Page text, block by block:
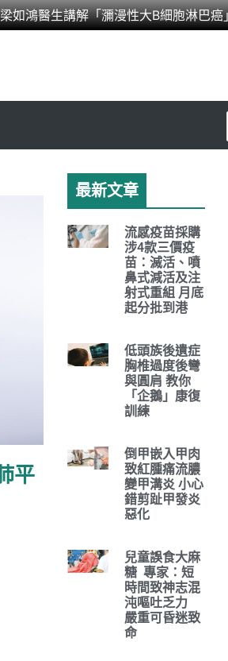
如鴻醫生講解「瀰漫性大B細胞淋巴
平
最新文章
流感疫苗採購
涉4款三價疫
苗：滅活、噴
鼻式減活及注
射式重組 月底
起分批到港
低頭族後遺症
胸椎過度後彎
與圓肩 教你
「企鵝」康復
訓練
倒甲嵌入甲肉
致紅腫痛流膿
變甲溝炎 小心
錯剪趾甲發炎
惡化
兒童誤食大麻
糖 專家：短
時間致神志混
沌嘔吐乏力
嚴重可昏迷致
命